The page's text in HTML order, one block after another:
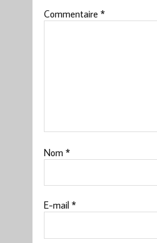
Commentaire *
Nom *
E-mail *